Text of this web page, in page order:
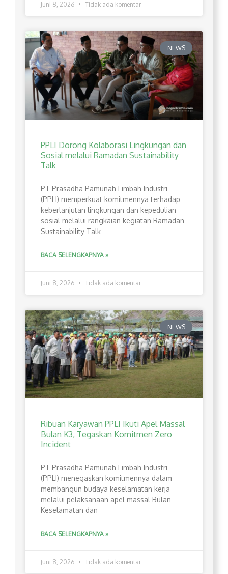
Juni 8, 2026 Tidak ada komentar
NEWS
PPLI Dorong Kolaborasi Lingkungan dan
Sosial melalui Ramadan Sustainability
Talk
PT Prasadha Pamunah Limbah Industri
(PPLI) memperkuat komitmennya terhadap
keberlanjutan lingkungan dan kepedulian
sosial melalui rangkaian kegiatan Ramadan
Sustainability Talk
BACA SELENGKAPNYA »
Juni 8, 2026 Tidak ada komentar
NEWS
Ribuan Karyawan PPLI Ikuti Apel Massal
Bulan K3, Tegaskan Komitmen Zero
Incident
PT Prasadha Pamunah Limbah Industri
(PPLI) menegaskan komitmennya dalam
membangun budaya keselamatan kerja
melalui pelaksanaan apel massal Bulan
Keselamatan dan
BACA SELENGKAPNYA »
Juni 8, 2026 Tidak ada komentar